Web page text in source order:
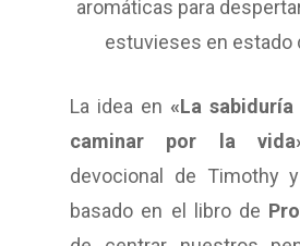
aromáticas para
estuvieses en estado
La idea en «La
caminar por la
devocional de Timothy
basado en el libro de